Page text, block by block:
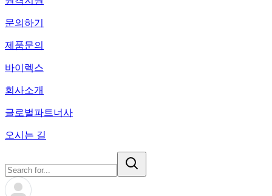
문의하기
제품문의
바이렉스
회사소개
글로벌파트너사
오시는 길